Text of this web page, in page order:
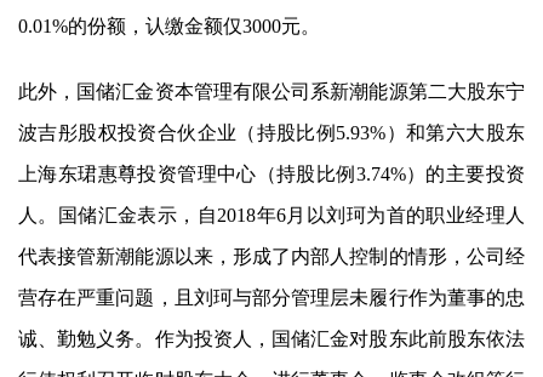
0.01%的份额，认缴金额仅3000元。
此外，国储汇金资本管理有限公司系新潮能源第二大股东宁
波吉彤股权投资合伙企业（持股比例5.93%）和第六大股东
上海东珺惠尊投资管理中心（持股比例3.74%）的主要投资
人。国储汇金表示，自2018年6月以刘珂为首的职业经理人
代表接管新潮能源以来，形成了内部人控制的情形，公司经
营存在严重问题，且刘珂与部分管理层未履行作为董事的忠
诚、勤勉义务。作为投资人，国储汇金对股东此前股东依法